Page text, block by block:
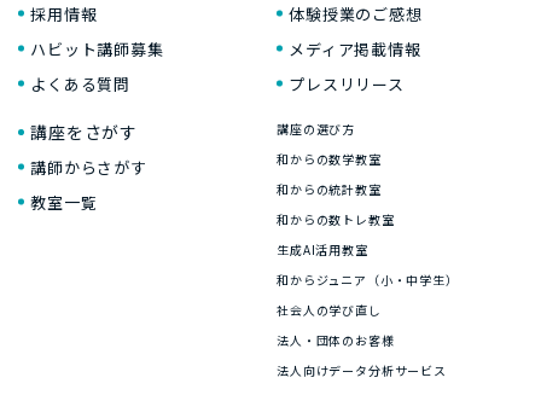
採用情報
ハビット講師募集
よくある質問
体験授業のご感想
メディア掲載情報
プレスリリース
講座をさがす
講師からさがす
教室一覧
講座の選び方
和からの数学教室
和からの統計教室
和からの数トレ教室
生成AI活用教室
和からジュニア（小・中学生）
社会人の学び直し
法人・団体のお客様
法人向けデータ分析サービス